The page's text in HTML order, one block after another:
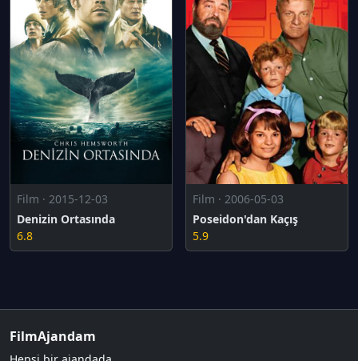
Film · 2015-12-03
Denizin Ortasında
6.8
Film · 2006-05-03
Poseidon'dan Kaçış
5.9
FilmAjandam